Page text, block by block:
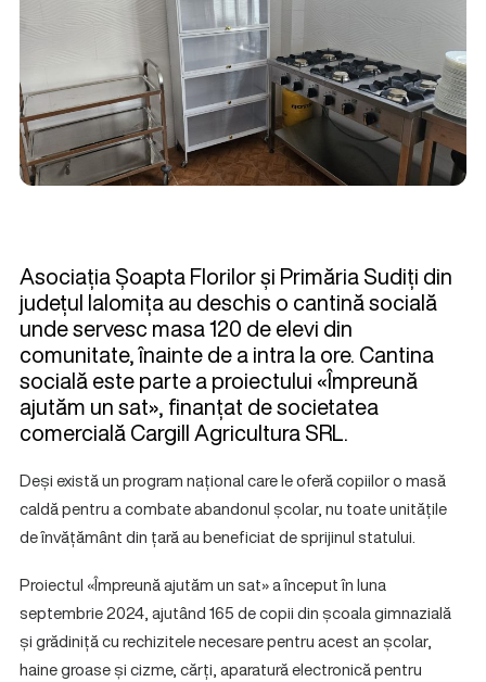
Asociația Șoapta Florilor și Primăria Sudiți din
județul Ialomița au deschis o cantină socială
unde servesc masa 120 de elevi din
comunitate, înainte de a intra la ore. Cantina
socială este parte a proiectului «Împreună
ajutăm un sat», finanțat de societatea
comercială Cargill Agricultura SRL.
Deși există un program național care le oferă copiilor o masă
caldă pentru a combate abandonul școlar, nu toate unitățile
de învățământ din țară au beneficiat de sprijinul statului.
Proiectul «Împreună ajutăm un sat» a început în luna
septembrie 2024, ajutând 165 de copii din școala gimnazială
și grădiniță cu rechizitele necesare pentru acest an școlar,
haine groase și cizme, cărți, aparatură electronică pentru